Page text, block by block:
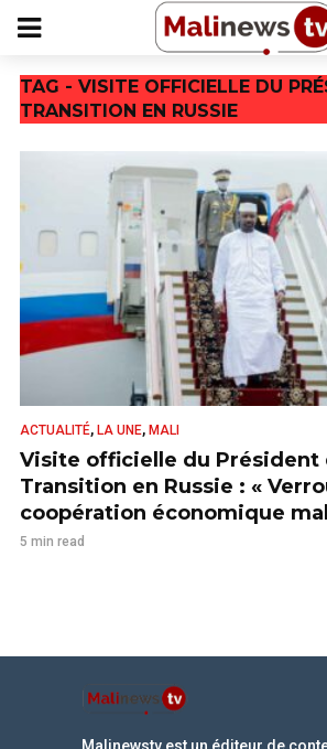
TAG - VISITE OFFICIELLE DU
TRANSITION EN RUSSIE
ACTUALITÉ, LA UNE, MALI
Visite officielle du Président
Transition en Russie : «
coopération économique
5 min read